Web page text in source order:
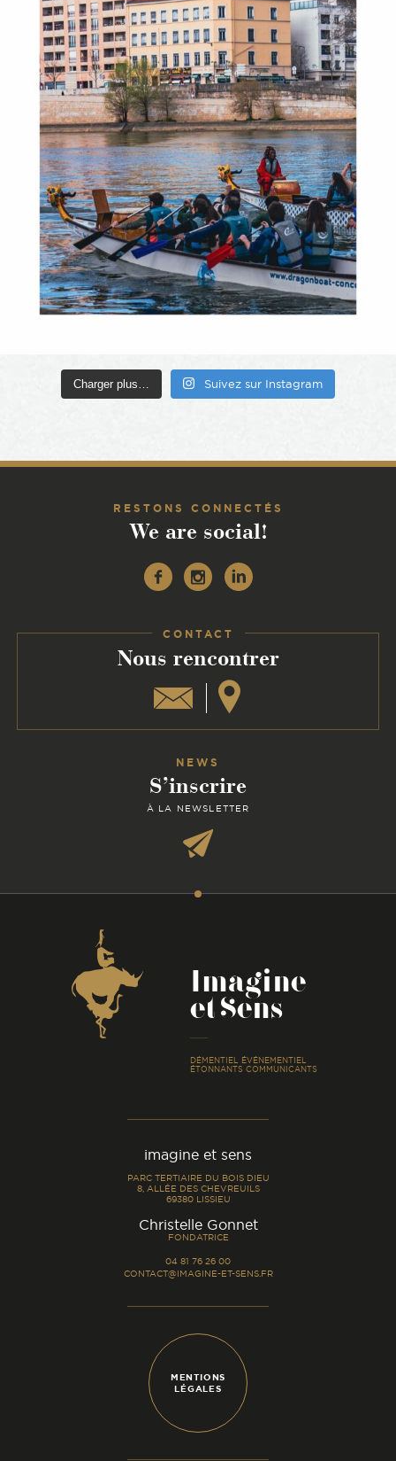
Charger plus… Suivez sur Instagram
RESTONS CONNECTÉS
We are social!
CONTACT
Nous rencontrer
NEWS
S’inscrire
À LA NEWSLETTER
Coordonnées
Imagine
et Sens
DÉMENTIEL ÉVÉNEMENTIEL
ÉTONNANTS COMMUNICANTS
imagine et sens
PARC TERTIAIRE DU BOIS DIEU
8, ALLÉE DES CHEVREUILS
69380 LISSIEU
Christelle Gonnet-
FONDATRICE
04 81 76 26 00
CONTACT@IMAGINE-ET-SENS.FR
MENTIONS
LÉGALES